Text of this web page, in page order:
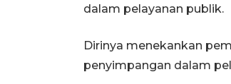
dalam pelayanan publik.
Dirinya menekankan
penyimpangan dalam